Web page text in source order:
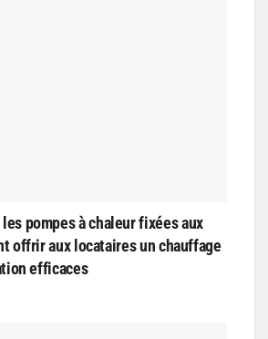
pompes à chaleur fixées aux
offrir aux locataires un chauffage
efficaces